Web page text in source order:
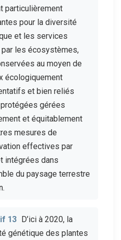
particulièrement
pour la diversité
et les services
les écosystèmes,
au moyen de
écologiquement
et bien reliés
protégées gérées
et équitablement
mesures de
effectives par
intégrées dans
du paysage terrestre
13 D’ici à 2020, la
génétique des plantes